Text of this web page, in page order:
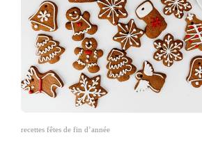
recettes fêtes de fin d’année